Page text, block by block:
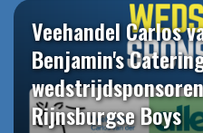
Veehandel Carlos
Benjamin's
Rijnsburgse Boys